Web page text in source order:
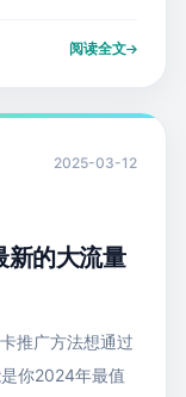
阅读全文
2025-03-12
的大流量
推广方法想通过
你2024年最值